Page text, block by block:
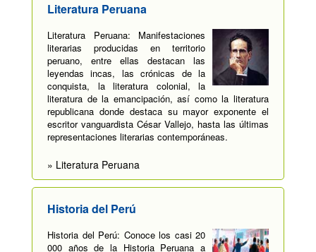
Literatura Peruana
Literatura Peruana: Manifestaciones
literarias producidas en territorio
peruano, entre ellas destacan las
leyendas incas, las crónicas de la
conquista, la literatura colonial, la
literatura de la emancipación, así como la literatura
republicana donde destaca su mayor exponente el
escritor vanguardista César Vallejo, hasta las últimas
representaciones literarias contemporáneas.
» Literatura Peruana
Historia del Perú
Historia del Perú: Conoce los casi 20
000 años de la Historia Peruana a